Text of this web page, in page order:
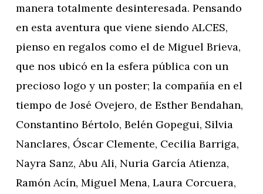
manera totalmente desinteresada. Pensando
en esta aventura que viene siendo ALCES,
pienso en regalos como el de Miguel Brieva,
que nos ubicó en la esfera pública con un
precioso logo y un poster; la compañía en el
tiempo de José Ovejero, de Esther Bendahan,
Constantino Bértolo, Belén Gopegui, Silvia
Nanclares, Óscar Clemente, Cecilia Barriga,
Nayra Sanz, Abu Ali, Nuria García Atienza,
Ramón Acín, Miguel Mena, Laura Corcuera,